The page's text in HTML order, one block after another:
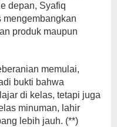
depan, Syafiq
mengembangkan
produk maupun
memulai,
bukti bahwa
di kelas, tetapi juga
minuman, lahir
lebih jauh. (**)